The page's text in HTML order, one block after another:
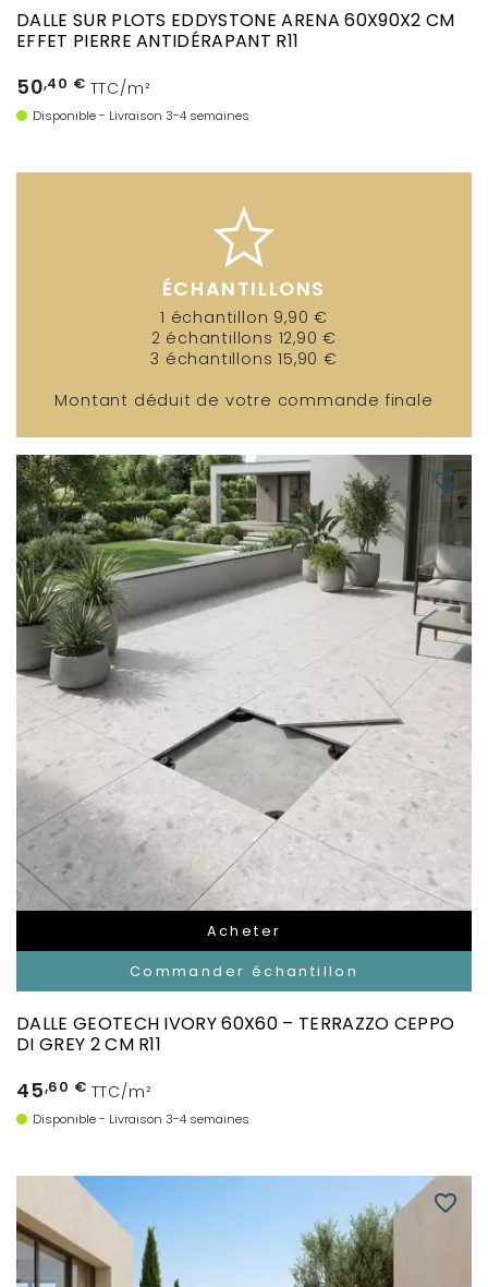
DALLE SUR PLOTS EDDYSTONE ARENA 60X90X2 CM
EFFET PIERRE ANTIDÉRAPANT R11
50,40 € TTC/m²
Disponible - Livraison 3-4 semaines
ÉCHANTILLONS
1 échantillon 9,90 €
2 échantillons 12,90 €
3 échantillons 15,90 €
Montant déduit de votre commande finale
Acheter
Commander échantillon
favorite_border
DALLE GEOTECH IVORY 60X60 – TERRAZZO CEPPO
DI GREY 2 CM R11
45,60 € TTC/m²
Disponible - Livraison 3-4 semaines
favorite_border